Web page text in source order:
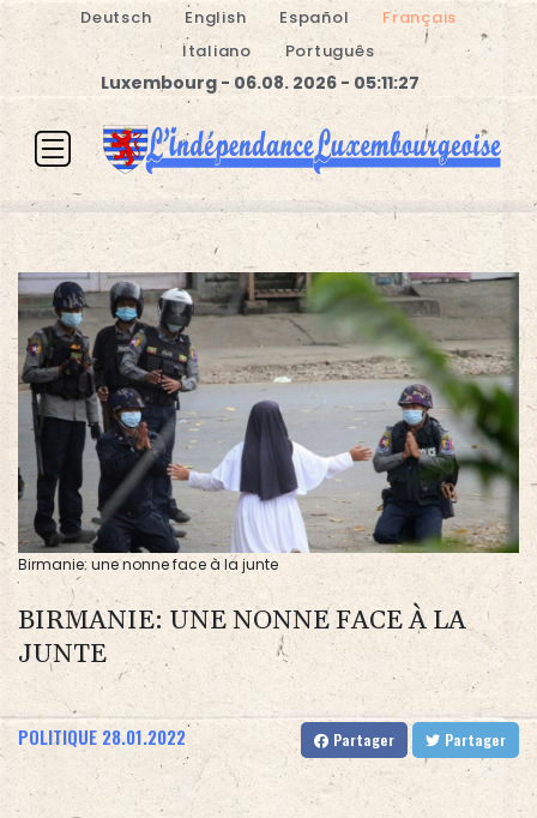
Deutsch English Español
Français
Italiano
Português
Luxembourg - 06.08. 2026 - 05:11:27
Birmanie: une nonne face à la junte
BIRMANIE: UNE NONNE FACE À LA
JUNTE
POLITIQUE 28.01.2022 Partager Partager